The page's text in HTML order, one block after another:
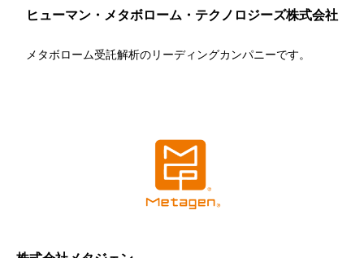
ヒューマン・メタボローム・テクノロジーズ株式会社
メタボローム受託解析のリーディングカンパニーです。